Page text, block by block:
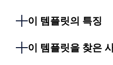
이 템플릿의 특징
이 템플릿을 찾은